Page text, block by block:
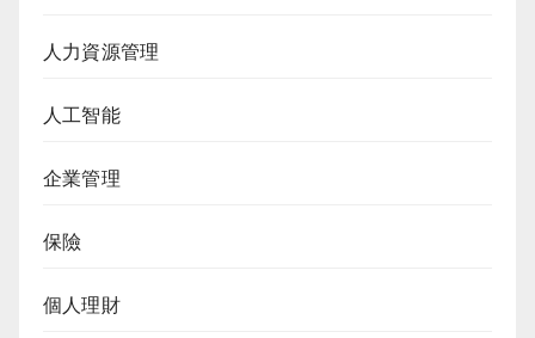
人力資源管理
人工智能
企業管理
保險
個人理財